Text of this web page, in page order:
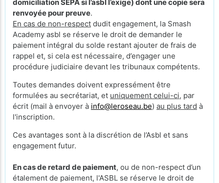
domiciliation SEPA si l’asbl l’exige) dont une copie sera
renvoyée pour preuve.
En cas de non-respect dudit engagement, la Smash
Academy asbl se réserve le droit de demander le
paiement intégral du solde restant ajouter de frais de
rappel et, si cela est nécessaire, d’engager une
procédure judiciaire devant les tribunaux compétents.
Toutes demandes doivent expressément être
formulées au secrétariat, et uniquement celui-ci, par
écrit (mail à envoyer à info@leroseau.be) au plus tard à
l'inscription.
Ces avantages sont à la discrétion de l’Asbl et sans
engagement futur.
En cas de retard de paiement, ou de non-respect d’un
étalement de paiement, l'ASBL se réserve le droit de